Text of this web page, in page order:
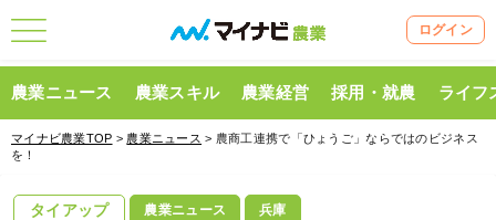
ログイン
農業ニュース 農業スキル 農業経営 採用・就農 ライフ
マイナビ農業TOP > 農業ニュース > 農商工連携で「ひょうご」ならではのビジネス
を！
タイアップ 農業ニュース 兵庫